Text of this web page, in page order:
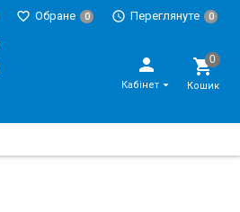
Обране 0 Переглянуте 0
Кабінет Кошик